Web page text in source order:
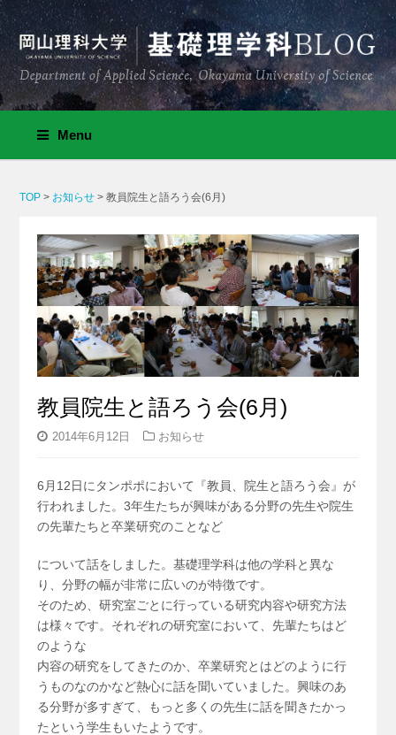
Menu
TOP > お知らせ >教員院生と語ろう会(6月)
教員院生と語ろう会(6月)
2014年6月12日 お知らせ
6月12日にタンポポにおいて『教員、院生と語ろう会』が
行われました。3年生たちが興味がある分野の先生や院生
の先輩たちと卒業研究のことなど
について話をしました。基礎理学科は他の学科と異な
り、分野の幅が非常に広いのが特徴です。
そのため、研究室ごとに行っている研究内容や研究方法
は様々です。それぞれの研究室において、先輩たちはど
のような
内容の研究をしてきたのか、卒業研究とはどのように行
うものなのかなど熱心に話を聞いていました。興味のあ
る分野が多すぎて、もっと多くの先生に話を聞きたかっ
たという学生もいたようです。